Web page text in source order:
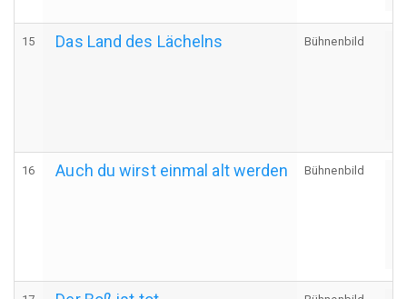
15 Das Land des Lächelns Bühnenbild
16 Auch du wirst einmal alt werden Bühnenbild